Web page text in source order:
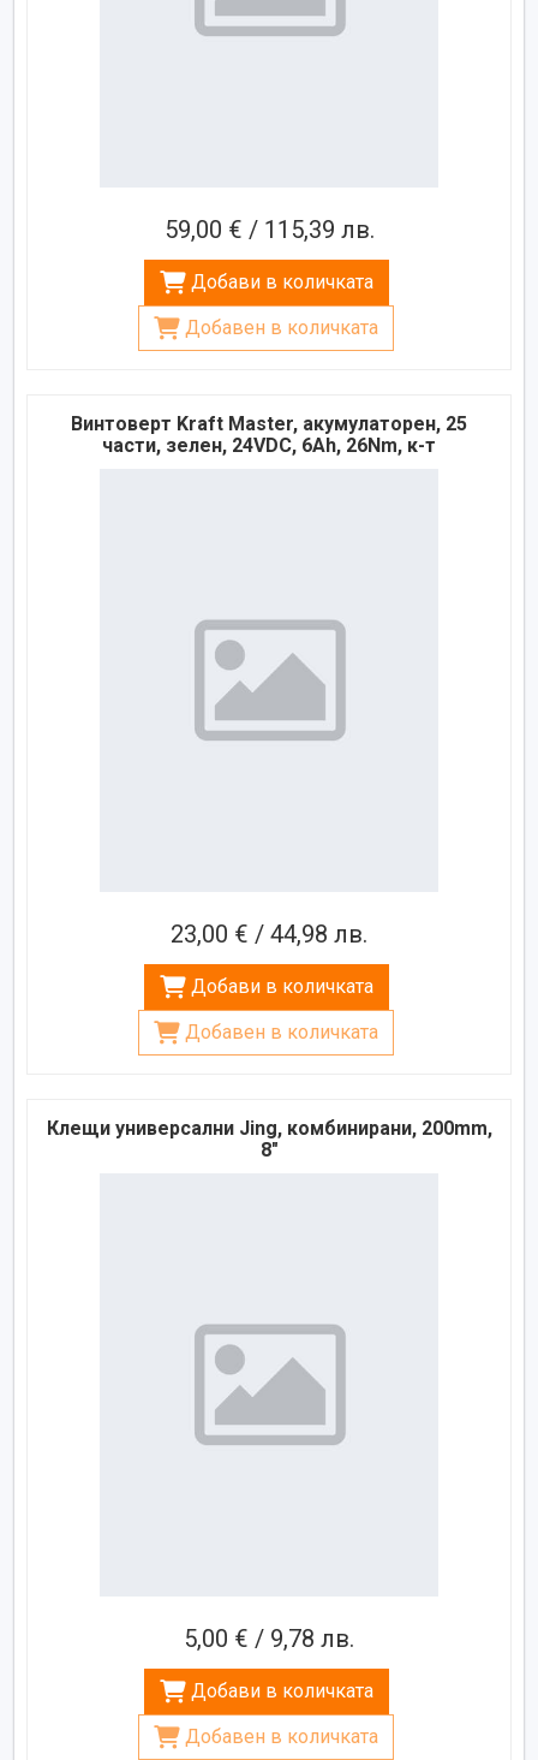
59,00 € / 115,39 лв.
Добави в количката
Добавен в количката
Винтоверт Kraft Master, акумулаторен, 25
части, зелен, 24VDC, 6Ah, 26Nm, к-т
23,00 € / 44,98 лв.
Добави в количката
Добавен в количката
Клещи универсални Jing, комбинирани, 200mm,
8"
5,00 € / 9,78 лв.
Добави в количката
Добавен в количката